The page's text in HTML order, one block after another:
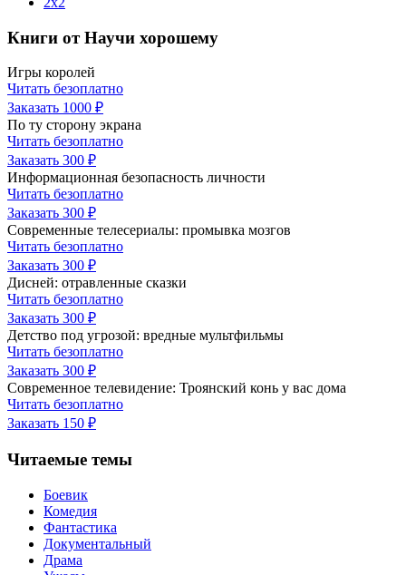
Книги от Научи хорошему
Игры королей
Читать безоплатно
Заказать 1000 ₽
По ту сторону экрана
Читать безоплатно
Заказать 300 ₽
Информационная безопасность личности
Читать безоплатно
Заказать 300 ₽
Современные телесериалы: промывка мозгов
Читать безоплатно
Заказать 300 ₽
Дисней: отравленные сказки
Читать безоплатно
Заказать 300 ₽
Детство под угрозой: вредные мультфильмы
Читать безоплатно
Заказать 300 ₽
Современное телевидение: Троянский конь у вас дома
Читать безоплатно
Заказать 150 ₽
Читаемые темы
Боевик
Комедия
Фантастика
Документальный
Драма